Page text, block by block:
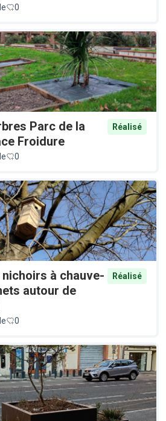
0
Parc de la
Froidure
Réalisé
0
à chauve-
autour de
Réalisé
0